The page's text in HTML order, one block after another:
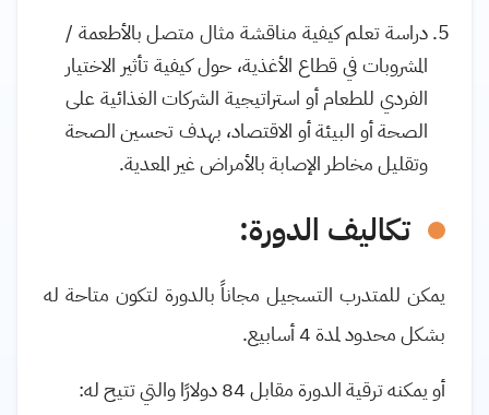
دراسة تعلم كيفية مناقشة مثال متصل بالأطعمة /
المشروبات في قطاع الأغذية، حول كيفية تأثير الاختيار
الفردي للطعام أو استراتيجية الشركات الغذائية على
الصحة أو البيئة أو الاقتصاد، بهدف تحسين الصحة
وتقليل مخاطر الإصابة بالأمراض غير المعدية.
تكاليف الدورة:
يمكن للمتدرب التسجيل مجاناً بالدورة لتكون متاحة له
بشكل محدود لمدة 4 أسابيع.
أو يمكنه ترقية الدورة مقابل 84 دولارًا والتي تتيح له: